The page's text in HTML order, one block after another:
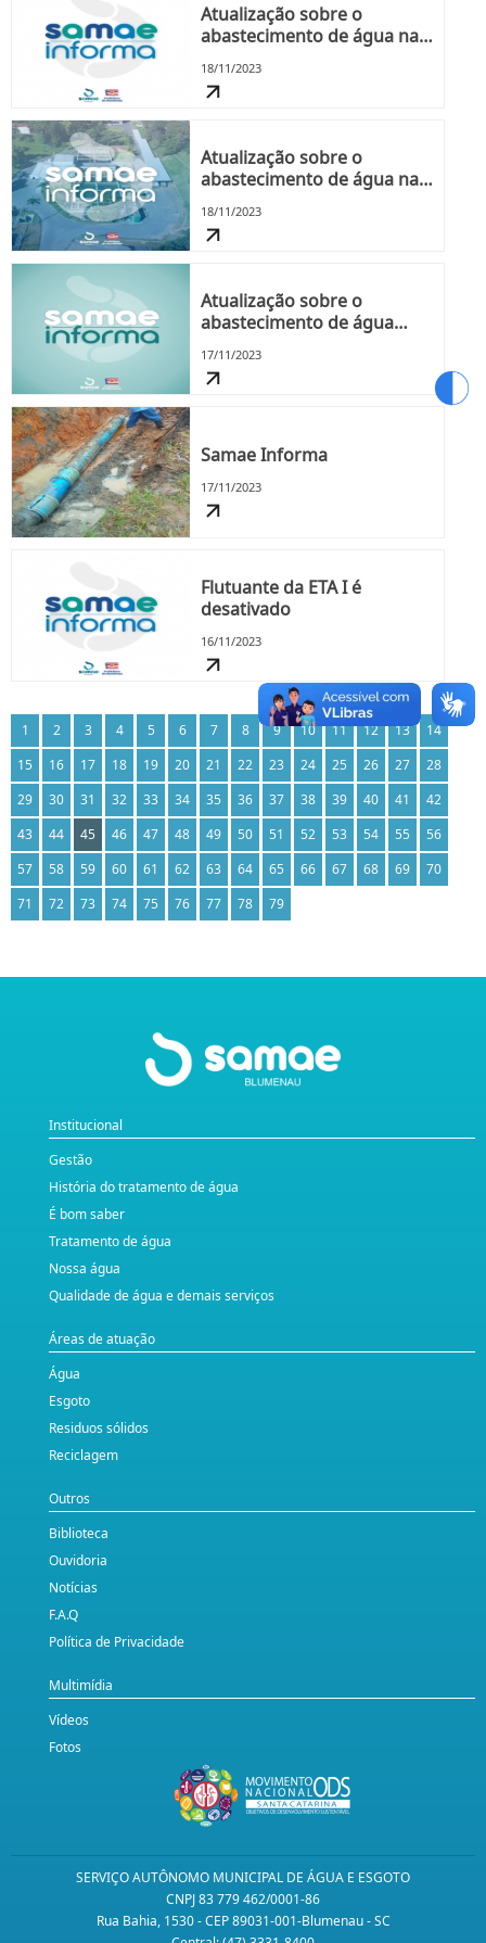
Atualização sobre o
abastecimento de água na
18/11/2023
Atualização sobre o
abastecimento de água na
18/11/2023
Atualização sobre o
abastecimento de água
17/11/2023
Samae Informa
17/11/2023
Flutuante da ETA I é
desativado
16/11/2023
1 2 3 4 5 6 7 8 9 10 11 12 13
14
15
16 17 18 19 20 21 22 23 24 25 26 27
28
29
30 31 32 33 34 35 36 37 38 39 40 41
42
43
44 45 46 47 48 49 50 51 52 53 54 55
56
57
58 59 60 61 62 63 64 65 66 67 68 69
70
71
72 73 74 75 76 77 78 79
Institucional
Gestão
História do tratamento de água
É bom saber
Tratamento de água
Nossa água
Qualidade de água e demais serviços
Áreas de atuação
Água
Esgoto
Residuos sólidos
Reciclagem
Outros
Biblioteca
Ouvidoria
Notícias
F.A.Q
Política de Privacidade
Multimídia
Vídeos
Fotos
SERVIÇO AUTÔNOMO MUNICIPAL DE ÁGUA E ESGOTO
CNPJ 83 779 462/0001-86
Rua Bahia, 1530 - CEP 89031-001-Blumenau - SC